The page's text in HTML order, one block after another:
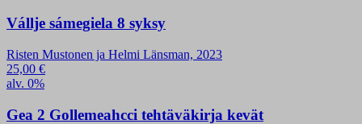
Vállje sámegiela 8 syksy
Risten Mustonen ja Helmi Länsman, 2023
25,00 €
alv. 0%
Gea 2 Gollemeahcci tehtäväkirja kevät